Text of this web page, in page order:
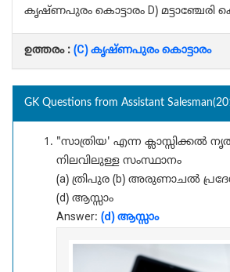
കൃഷ്ണപുരം കൊട്ടാരം D) മട്ടാഞ്ചേരി
ഉത്തരം : (C) കൃഷ്ണപുരം കൊട്ടാരം
GK Questions from Assistant
"സാത്രിയ' എന്ന ക്ലാസ്സിക്കൽ
നിലവിലുള്ള സംസ്ഥാനം
(a) ത്രിപുര (b) അരുണാചൽ
(d) ആസ്സാം
Answer: (d) ആസ്സാം